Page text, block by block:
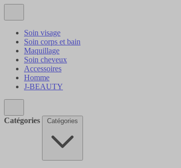
Soin visage
Soin corps et bain
Maquillage
Soin cheveux
Accessoires
Homme
J-BEAUTY
Catégories Catégories